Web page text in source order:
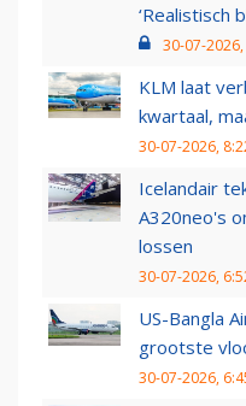
‘Realistisch
30-07-
KLM laat
kwartaal,
30-07-2026,
Icelandair
A320neo's
lossen
30-07-2026,
US-Bangla
grootste
30-07-2026,